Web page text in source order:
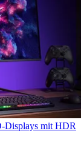
Displays mit HDR